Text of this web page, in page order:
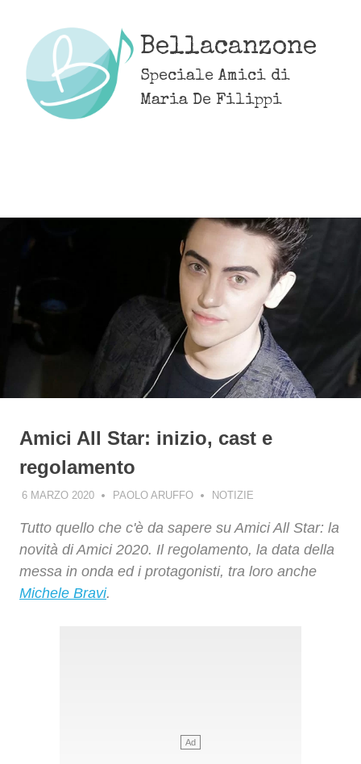
content
Bellacanzone
Speciale Amici di
Maria De Filippi
Amici All Star: inizio, cast e
regolamento
6 MARZO 2020 PAOLO ARUFFO NOTIZIE
Tutto quello che c'è da sapere su Amici All Star: la
novità di Amici 2020. Il regolamento, la data della
messa in onda ed i protagonisti, tra loro anche
Michele Bravi.